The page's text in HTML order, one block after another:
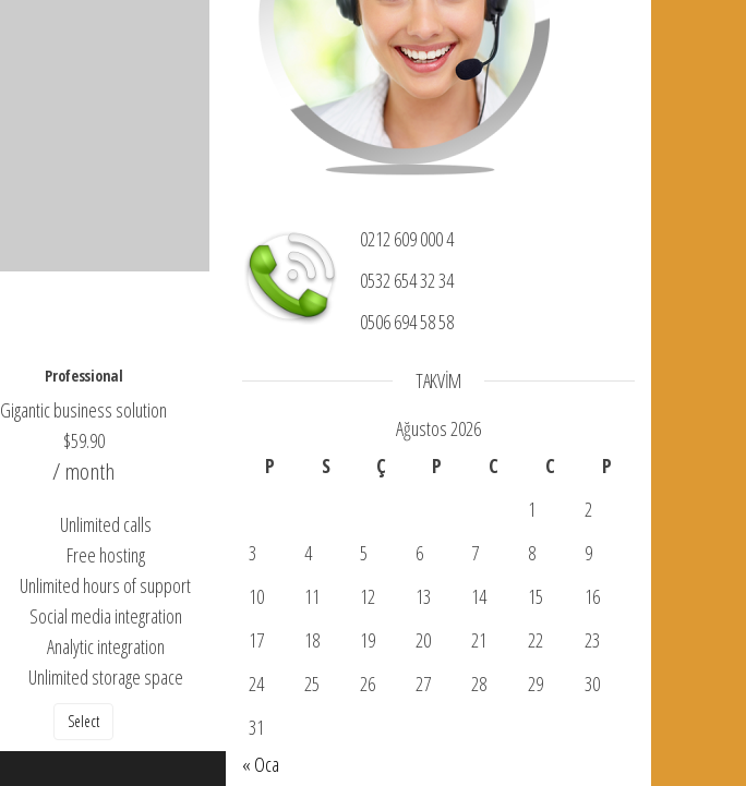
Professional
Gigantic business solution
$59.90
/ month
Unlimited calls
Free hosting
Unlimited hours of support
Social media integration
Analytic integration
Unlimited storage space
Select
0212 609 000 4
0532 654 32 34
0506 694 58 58
TAKVIM
Ağustos 2026
P
S Ç P C C
P
1
2
3
4 5 6 7 8
9
10
11 12 13 14 15
16
17
18 19 20 21 22
23
24
25 26 27 28 29
30
31
« Oca